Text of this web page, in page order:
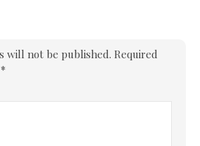
will not be published. Required
*